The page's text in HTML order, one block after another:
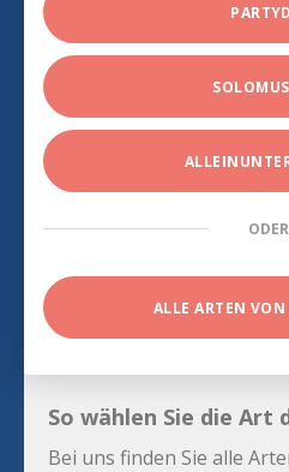
ODER
ALLE ARTEN
So wählen Sie die Art
Bei uns finden Sie alle